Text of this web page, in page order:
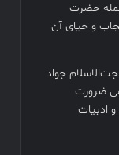
حضرت
و حیای آن
با حجت‌الاسلام جواد
ضرورت
ادبیات